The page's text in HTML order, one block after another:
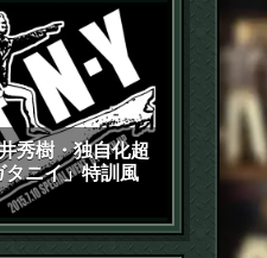
秀樹・独自化超
ニイ」特訓風